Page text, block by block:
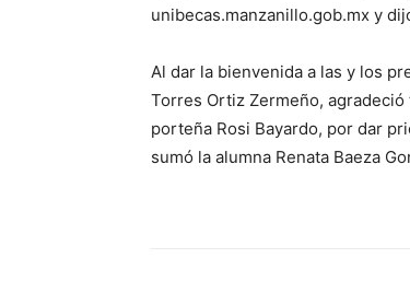
unibecas.manzanillo.gob.mx y
Al dar la bienvenida a las y los
Torres Ortiz Zermeño,
porteña Rosi Bayardo, por dar
sumó la alumna Renata Baeza